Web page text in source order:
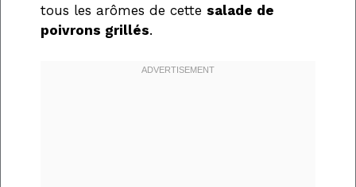
tous les arômes de cette salade de
poivrons grillés.